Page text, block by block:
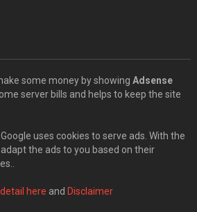
some money by showing Adsense
server bills and helps to keep the site
uses cookies to serve ads. With the
adapt the ads to you based on their
here and Disclaimer